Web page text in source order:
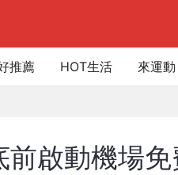
推薦 HOT生活 來運動
啟動機場